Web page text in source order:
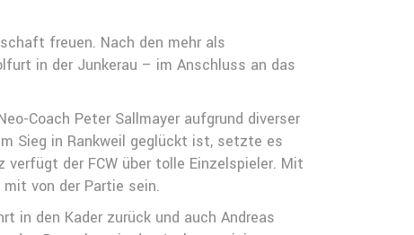
freuen. Nach den mehr als
in der Junkerau – im Anschluss an das
Coach Peter Sallmayer aufgrund diverser
Sieg in Rankweil geglückt ist, setzte es
der FCW über tolle Einzelspieler. Mit
von der Partie sein.
in den Kader zurück und auch Andreas